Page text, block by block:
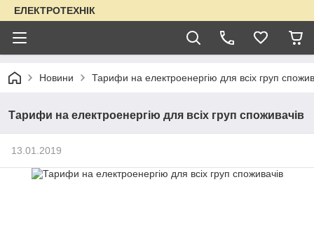
ЕЛЕКТРОТЕХНІК
Новини Тарифи на електроенергію для всіх груп
Тарифи на електроенергію для всіх груп споживачів
13.01.2019